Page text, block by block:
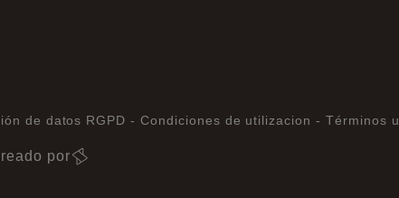
de datos RGPD -Condiciones de utilizacion - Términos u
por